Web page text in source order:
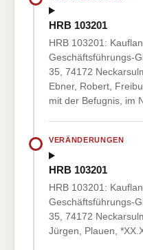
HRB 103201
HRB 103201:
Geschäftsführungs-
35, 74172
Ebner, Robert,
mit der Befugnis, im
VERÄNDERUNGEN
HRB 103201
HRB 103201:
Geschäftsführungs-
35, 74172
Jürgen, Plauen,